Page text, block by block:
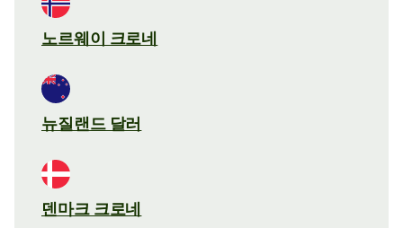
노르웨이 크로네
뉴질랜드 달러
덴마크 크로네